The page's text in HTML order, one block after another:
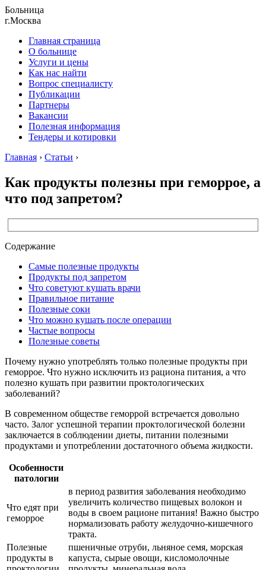
Больница
г.Москва
Главная страница
О больнице
Услуги и цены
Как нас найти
Вопрос специалисту
Публикации
Партнеры
Вакансии
Полезная информация
Тендеры и котировки
Главная › Статьи ›
Как продукты полезны при геморрое, а
что под запретом?
Содержание
Самые полезные продукты
Продукты под запретом
Что советуют кушать врачи
Правильное питание
Полезные соки
Что можно кушать после операции
Частые вопросы
Полезные советы
Почему нужно употреблять только полезные продукты при
геморрое. Что нужно исключить из рациона питания, а что
полезно кушать при развитии проктологических
заболеваний?
В современном обществе геморрой встречается довольно
часто. Залог успешной терапии проктологической болезни
заключается в соблюдении диеты, питании полезными
продуктами и употреблении достаточного объема жидкости.
Особенности
патологии
Что едят при
геморрое
в период развития заболевания необходимо
увеличить количество пищевых волокон и
воды в своем рационе питания! Важно быстро
нормализовать работу желудочно-кишечного
тракта.
Полезные
продукты в
пшеничные отруби, льняное семя, морская
капуста, сырые овощи, кисломолочные